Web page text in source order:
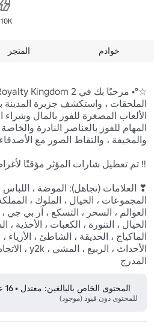
10K+
المتجر خوادم
المدرج
المحتوى الخاص بالبالغين: معتدل • 16 عامًا فما فوق
للمحتوى دون قيود (موجود)